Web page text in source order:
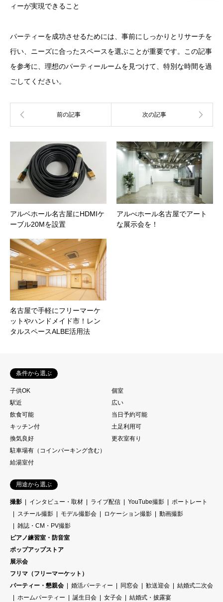
ィーが実現できること
パーティーを成功させるためには、事前にしっかりとリサーチを
行い、ニーズに合ったスペースを選ぶことが重要です。この記事
を参考に、理想のパーティールームを見つけて、特別な時間を過
ごしてください。
アルベホール名古屋にHDMIケ
ーブル20Mを設置
アルべホール名古屋でアート
な展示会を！
名古屋で手軽にフリーマーケ
ットやハンドメイド市！レン
タルスペースALBE活用法
条件から選ぶ
子供OK
個室
駅近
広い
飲食可能
当日予約可能
キッチン付
土足利用可
換気良好
更衣室有り
駐車場有（コインパーキング含む）
給湯室付
用途から選ぶ
撮影 インタビュー・取材 ライブ配信 YouTube撮影
ポートレート
スチール撮影
モデル撮影会 ロケーション撮影
動画撮影
雑誌・CM・PV撮影
ピアノ練習室・防音室
ポップアップストア
展示会
フリマ（フリーマーケット）
パーティー・懇親会
婚活パーティー 同窓会 歓送迎会
結婚式二次会
ホームパーティー
誕生日会 女子会
結婚式・披露宴